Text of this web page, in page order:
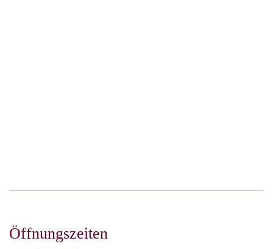
Öffnungszeiten